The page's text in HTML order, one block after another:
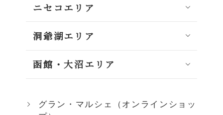
ニセコエリア
洞爺湖エリア
函館・大沼エリア
グラン・マルシェ（オンラインショッ